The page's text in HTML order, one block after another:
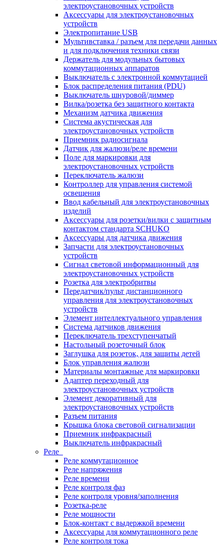
электроустановочных устройств
Аксессуары для электроустановочных
устройств
Электропитание USB
Мультивставка / разъем для передачи данных
и для подключения техники связи
Держатель для модульных бытовых
коммутационных аппаратов
Выключатель с электронной коммутацией
Блок распределения питания (PDU)
Выключатель шнуровой/диммер
Вилка/розетка без защитного контакта
Механизм датчика движения
Система акустическая для
электроустановочных устройств
Приемник радиосигнала
Датчик для жалюзи/реле времени
Поле для маркировки для
электроустановочных устройств
Переключатель жалюзи
Контроллер для управления системой
освещения
Ввод кабельный для электроустановочных
изделий
Аксессуары для розетки/вилки с защитным
контактом стандарта SCHUKO
Аксессуары для датчика движения
Запчасти для электроустановочных
устройств
Сигнал световой информационный для
электроустановочных устройств
Розетка для электробритвы
Передатчик/пульт дистанционного
управления для электроустановочных
устройств
Элемент интеллектуального управления
Система датчиков движения
Переключатель трехступенчатый
Настольный розеточный блок
Заглушка для розеток, для защиты детей
Блок управления жалюзи
Материалы монтажные для маркировки
Адаптер переходный для
электроустановочных устройств
Элемент декоративный для
электроустановочных устройств
Разъем питания
Крышка блока световой сигнализации
Приемник инфракрасный
Выключатель инфракрасный
Реле
Реле коммутационное
Реле напряжения
Реле времени
Реле контроля фаз
Реле контроля уровня/заполнения
Розетка-реле
Реле мощности
Блок-контакт с выдержкой времени
Аксессуары для коммутационного реле
Реле контроля тока